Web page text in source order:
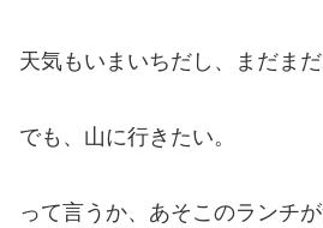
天気もいまいちだし、まだまだ
でも、山に行きたい。
って言うか、あそこのランチが